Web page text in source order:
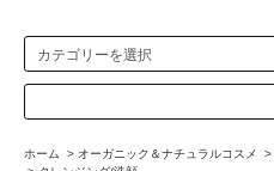
ホーム > オーガニック＆ナチュラルコスメ >